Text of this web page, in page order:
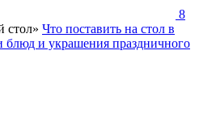
8
стол» Что поставить на стол в
и украшения праздничного